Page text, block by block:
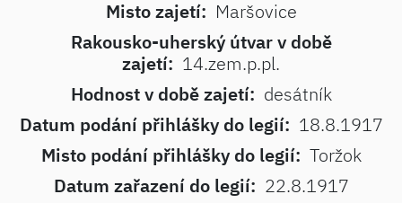
Misto zajetí: Maršovice
Rakousko-uherský útvar v době
zajetí: 14.zem.p.pl.
Hodnost v době zajetí: desátník
Datum podání přihlášky do legií: 18.8.1917
Misto podání přihlášky do legií: Toržok
Datum zařazení do legií: 22.8.1917